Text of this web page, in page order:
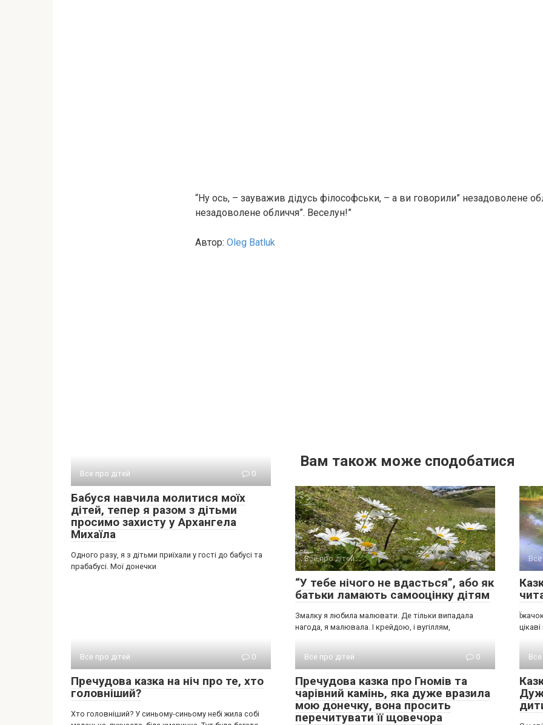
“Ну ось, – зауважив дідусь філософськи, – а ви говорили” незадоволене
незадоволене обличчя”. Веселун!”
Автор: Oleg Batluk
Вам також може сподобатися
Все про дітей 0
Бабуся навчила молитися моїх
дітей, тепер я разом з дітьми
просимо захисту у Архангела
Михаїла
Одного разу, я з дітьми приїхали у гості до бабусі та
прабабусі. Мої донечки
Все про дітей 0
“У тебе нічого не вдасться”, або як
батьки ламають самооцінку дітям
Змалку я любила малювати. Де тільки випадала
нагода, я малювала. І крейдою, і вугіллям,
Все про дітей 0
Пречудова казка на ніч про те, хто
головніший?
Хто головніший? У синьому-синьому небі жила собі
Все про дітей 0
Пречудова казка про Гномів та
чарівний камінь, яка дуже вразила
мою донечку, вона просить
перечитувати її щовечора
Все